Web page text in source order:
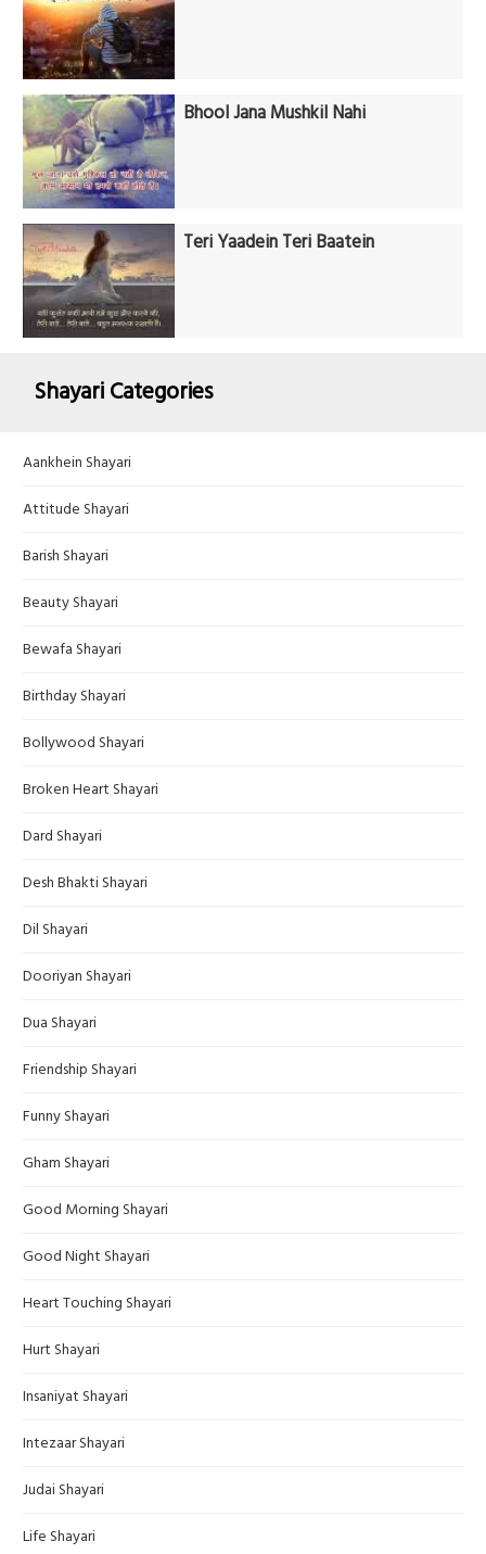
Bhool Jana Mushkil Nahi
Teri Yaadein Teri Baatein
Shayari Categories
Aankhein Shayari
Attitude Shayari
Barish Shayari
Beauty Shayari
Bewafa Shayari
Birthday Shayari
Bollywood Shayari
Broken Heart Shayari
Dard Shayari
Desh Bhakti Shayari
Dil Shayari
Dooriyan Shayari
Dua Shayari
Friendship Shayari
Funny Shayari
Gham Shayari
Good Morning Shayari
Good Night Shayari
Heart Touching Shayari
Hurt Shayari
Insaniyat Shayari
Intezaar Shayari
Judai Shayari
Life Shayari